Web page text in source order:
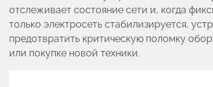
отслеживает состояние сети и, когда
только электросеть стабилизируется,
предотвратить критическую поломку
или покупке новой техники.